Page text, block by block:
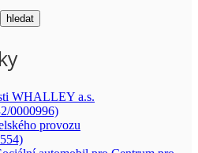
WHALLEY a.s.
0000996)
provozu